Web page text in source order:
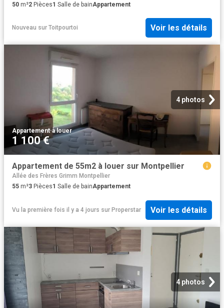
50 m²2 Pièces1 Salle de bainAppartement
Nouveau sur Toitpourtoi Voir les détails
4 photos
Appartement·à louer
1 100 €
Appartement de 55m2 à louer sur Montpellier
Allée des Frères Grimm Montpellier
55 m²3 Pièces1 Salle de bainAppartement
Vu la première fois il y a 4 jours sur Properstar Voir les détails
4 photos